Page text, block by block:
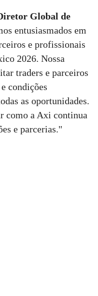
Global de
entusiasmados em
e profissionais
2026. Nossa
traders e parceiros
condições
as oportunidades.
como a Axi continua
e parcerias."